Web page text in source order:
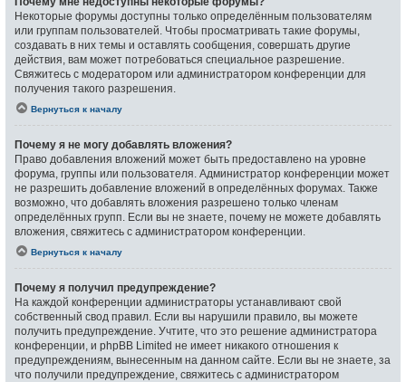
Некоторые форумы доступны только определённым пользователям
или группам пользователей. Чтобы просматривать такие форумы,
создавать в них темы и оставлять сообщения, совершать другие
действия, вам может потребоваться специальное разрешение.
Свяжитесь с модератором или администратором конференции для
получения такого разрешения.
Вернуться к началу
Почему я не могу добавлять вложения?
Право добавления вложений может быть предоставлено на уровне
форума, группы или пользователя. Администратор конференции может
не разрешить добавление вложений в определённых форумах. Также
возможно, что добавлять вложения разрешено только членам
определённых групп. Если вы не знаете, почему не можете добавлять
вложения, свяжитесь с администратором конференции.
Вернуться к началу
Почему я получил предупреждение?
На каждой конференции администраторы устанавливают свой
собственный свод правил. Если вы нарушили правило, вы можете
получить предупреждение. Учтите, что это решение администратора
конференции, и phpBB Limited не имеет никакого отношения к
предупреждениям, вынесенным на данном сайте. Если вы не знаете, за
что получили предупреждение, свяжитесь с администратором